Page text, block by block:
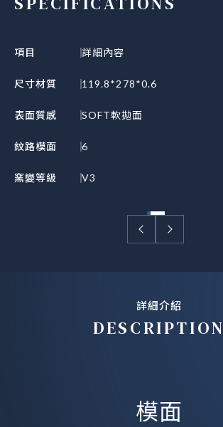
項目 詳細內容
尺寸材質 119.8*278*0.6
表面質感 SOFT軟拋面
紋路模面 6
窯變等級 V3
詳細介紹
DESCRIPTION
模面